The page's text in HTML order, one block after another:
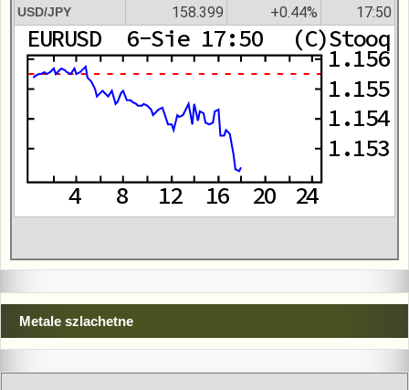
USD/JPY 158.399 +0.44% 17:50
Metale szlachetne